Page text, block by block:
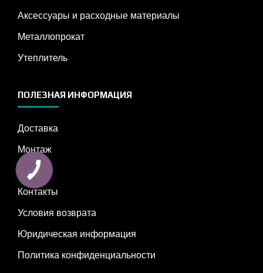
Аксессуары и расходные материалы
Металлопрокат
Утеплитель
ПОЛЕЗНАЯ ИНФОРМАЦИЯ
Доставка
Монтаж
О нас
Контакты
Условия возврата
Юридическая информация
Политика конфиденциальности